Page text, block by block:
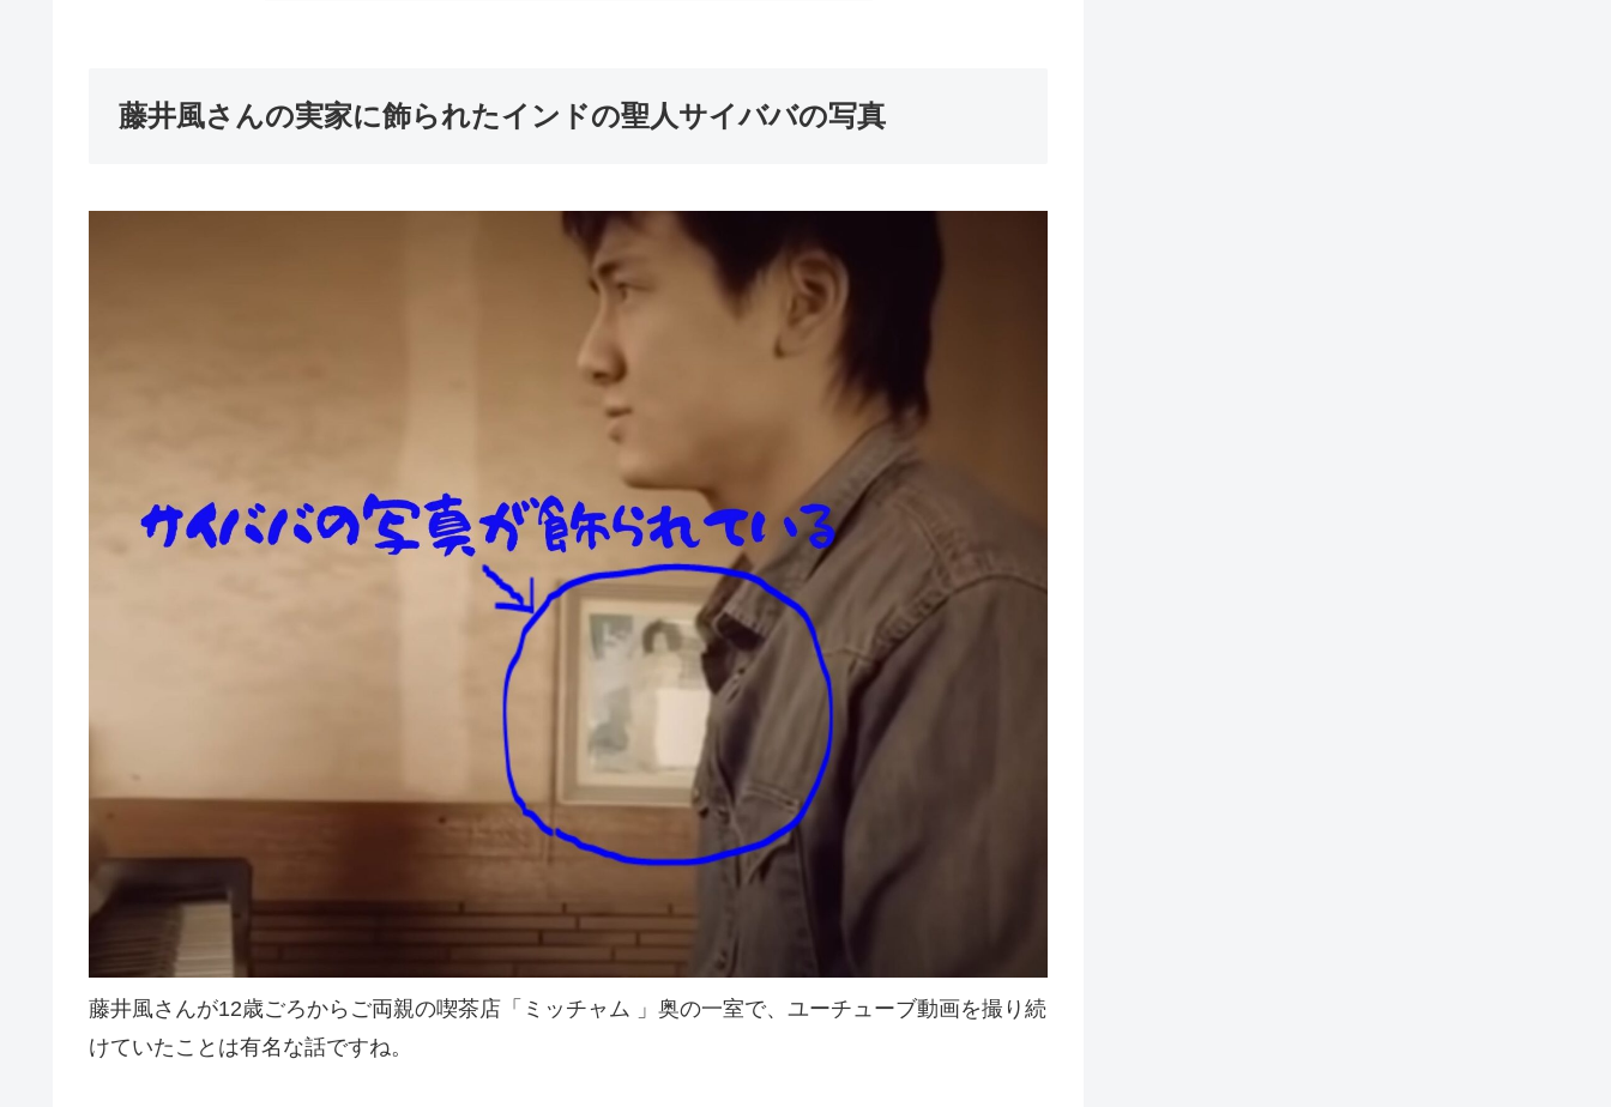
藤井風さんの実家に飾られたインドの聖人サイババの写真
藤井風さんが12歳ごろからご両親の喫茶店「ミッチャム 」奥の一室で、ユーチューブ動画を撮り続
けていたことは有名な話ですね。